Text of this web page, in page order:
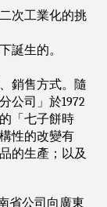
次工業化的挑
誕生的。
銷售方式。隨
公司」於1972
「七子餅時
性的改變有
的生產；以及
省公司向廣東